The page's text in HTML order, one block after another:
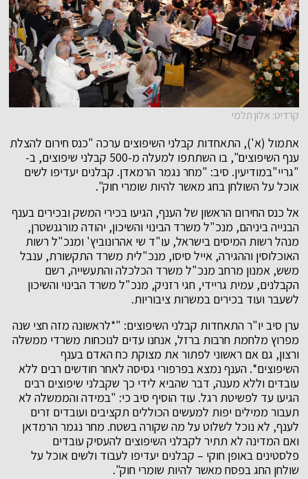
קרדיט: אלון תלמי
אתמול (א'), התאחדות קבלני השיפוצים ערכה "כנס חירום להצלת
ענף השיפוצים", בו השתתפו למעלה מ-500 קבלני שיפוצים, ב-
"גריי"במודיעין. סיב: "מחר נגמר הרמאדן. קבלנים יעדיפו לשים
אוכל על השולחן בחג מאשר להיות שומרי חוק".
אל כנס החירום הראשון של הענף, הגיעו בכירי המשק ובכירים בענף
הבנייה ביניהם, מנכ"ל משרד הבינוי והשיכון, יהודה מורגנשטרן,
מנהל רשות המיסים בישראל, עו"ד שי אהרונוביץ' ומנכ"ל רשות
האוכלוסין וההגירה, אייל סיסו, מנכ"לית משרד התקשורת, ענבל
משש, אמנון מרחב מנכ"ל משרד הכלכלה והתעשייה, רשם
הקבלנים, עמית גריידי, חגי רזניק, מנכ"ל משרד הבינוי והשיכון
לשעבר ועוד בכירים במשרות ציבוריות.
ערן סיב יו"ר התאחדות קבלני השיפוצים: "*לראשונה מזה חצי שנה
מפרוץ מלחמת חרבות ברזל, אנחנו עדים לנוכחות משרדי ממשלה
ורצון, גם אם ראשוני לפתור את מצוקת כח האדם בענף
השיפוצים*. הענף נמצא בפרפורי גסיסה לאחר חודשים רבים ללא
עובדים וללא מענה, דבר שהביא לידי כך שקבלני שיפוצים רבים
הגיעו עד לפשיטת רגל. עוד הוסיף סיב כי: "במידה והממשלה לא
תעבור ממילים יפות למעשים הכוללים תקציבים ועובדים זרים
לענף, לא נוכל לשלוט על מה שקורה בשטח. מחר נגמר הרמדאן
ואם המדינה לא תתיר לקבלני השיפוצים להעסיק עובדים
פלסטינים באופן חוקי – קבלנים יעדיפו לעבוד ולשים אוכל על
שולחן החג בפסח מאשר להיות שומרי חוק".